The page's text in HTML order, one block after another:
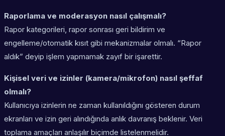
Raporlama ve moderasyon nasıl çalışmalı?
Rapor kategorileri, rapor sonrası geri bildirim ve
engelleme/otomatik kısıt gibi mekanizmalar olmalı. “Rapor
aldık” deyip işlem yapmamak zayıf bir işarettir.
Kişisel veri ve izinler (kamera/mikrofon) nasıl şeffaf
olmalı?
Kullanıcıya izinlerin ne zaman kullanıldığını gösteren durum
ekranları ve izin geri alındığında anlık davranış beklenir. Veri
toplama amaçları anlaşılır biçimde listelenmelidir.